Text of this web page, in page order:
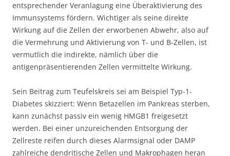
entsprechender Veranlagung eine Überaktivierung des
Immunsystems fördern. Wichtiger als seine direkte
Wirkung auf die Zellen der erworbenen Abwehr, also auf
die Vermehrung und Aktivierung von T- und B-Zellen, ist
vermutlich die indirekte, nämlich über die
antigenpräsentierenden Zellen vermittelte Wirkung.
Sein Beitrag zum Teufelskreis sei am Beispiel Typ-1-
Diabetes skizziert: Wenn Betazellen im Pankreas sterben,
kann zunächst passiv ein wenig HMGB1 freigesetzt
werden. Bei einer unzureichenden Entsorgung der
Zellreste reifen durch dieses Alarmsignal oder DAMP
zahlreiche dendritische Zellen und Makrophagen heran